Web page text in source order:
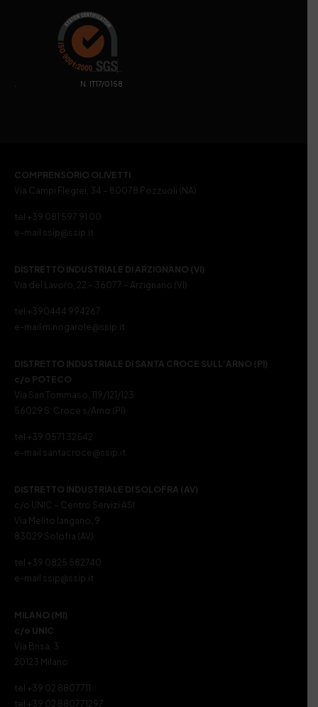
. N. IT17/0158
COMPRENSORIO OLIVETTI
Via Campi Flegrei, 34 – 80078 Pozzuoli (NA)
tel +39 081 597 91 00
e-mail ssip@ssip.it
DISTRETTO INDUSTRIALE DI ARZIGNANO (VI)
Via del Lavoro, 22 – 36077 – Arzignano (VI)
tel +390444 994267
e-mail m.nogarole@ssip.it
DISTRETTO INDUSTRIALE DI SANTA CROCE SULL’ARNO (PI)
c/o POTECO
Via San Tommaso, 119/121/123
56029 S. Croce s/Arno (PI)
tel +39 0571 32542
e-mail santacroce@ssip.it
DISTRETTO INDUSTRIALE DI SOLOFRA (AV)
c/o UNIC – Centro Servizi ASI
Via Melito Iangano, 9
83029 Solofra (AV)
tel +39 0825 582740
e-mail ssip@ssip.it
MILANO (MI)
c/o UNIC
Via Brisa, 3
20123 Milano
tel +39 02 8807711
tel +39 02 880771297